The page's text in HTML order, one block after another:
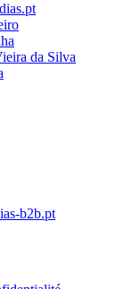
da Silva
b2b.pt